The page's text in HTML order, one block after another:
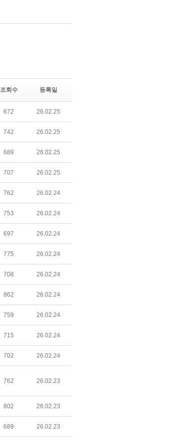
조회수 등록일
672 26.02.25
742 26.02.25
689 26.02.25
707 26.02.25
762 26.02.24
753 26.02.24
697 26.02.24
775 26.02.24
708 26.02.24
862 26.02.24
759 26.02.24
715 26.02.24
702 26.02.24
762 26.02.23
802 26.02.23
689 26.02.23